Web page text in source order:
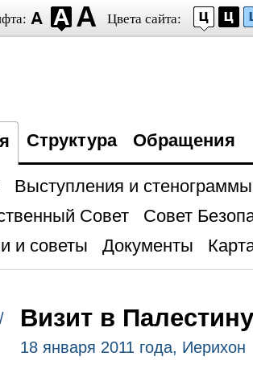
Цвета сайта:
Структура Обращения
Выступления и стенограммы
Совет
Совет
и советы
Документы
Визит в Палестину
18 января 2011 года, Иерихон